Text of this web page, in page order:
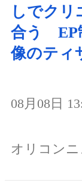
しでクリ
合う EP
像のティ
08月08日
オリコンニ